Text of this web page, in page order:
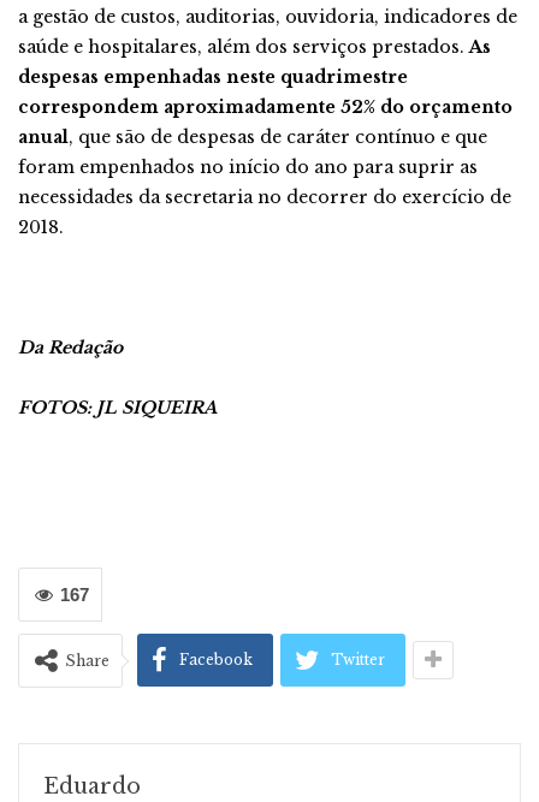
a gestão de custos, auditorias, ouvidoria, indicadores de
saúde e hospitalares, além dos serviços prestados.As
despesas empenhadas neste quadrimestre
correspondem aproximadamente 52% do orçamento
anual, que são de despesas de caráter contínuo e que
foram empenhados no início do ano para suprir as
necessidades da secretaria no decorrer do exercício de
2018.
Da Redação
FOTOS: JL SIQUEIRA
167
Share Facebook Twitter
Eduardo